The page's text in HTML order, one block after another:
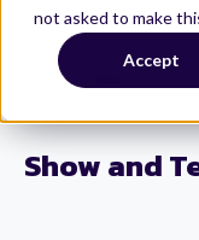
not asked to make
Accept
Show and